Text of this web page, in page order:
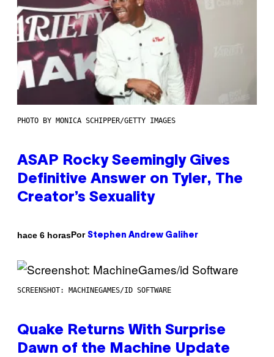
PHOTO BY MONICA SCHIPPER/GETTY IMAGES
ASAP Rocky Seemingly Gives
Definitive Answer on Tyler, The
Creator’s Sexuality
hace 6 horasPor Stephen Andrew Galiher
SCREENSHOT: MACHINEGAMES/ID SOFTWARE
Quake Returns With Surprise
Dawn of the Machine Update